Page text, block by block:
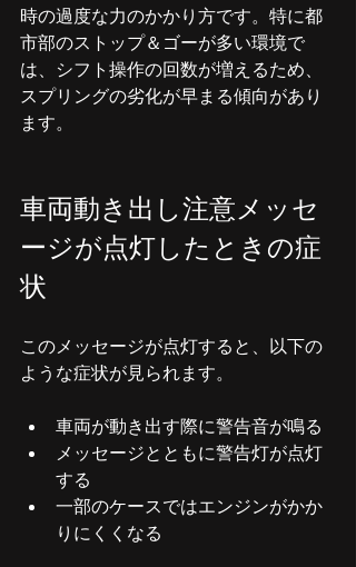
時の過度な力のかかり方です。特に都
市部のストップ＆ゴーが多い環境で
は、シフト操作の回数が増えるため、
スプリングの劣化が早まる傾向があり
ます。
車両動き出し注意メッセ
ージが点灯したときの症
状
このメッセージが点灯すると、以下の
ような症状が見られます。
車両が動き出す際に警告音が鳴る
メッセージとともに警告灯が点灯
する
一部のケースではエンジンがかか
りにくくなる